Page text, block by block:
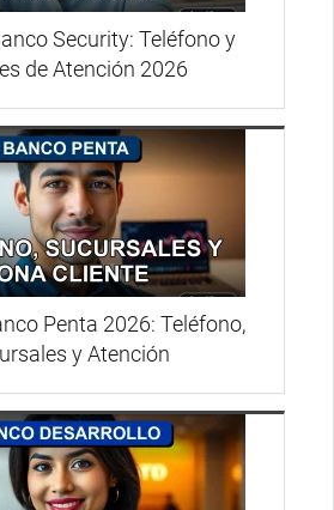
Security: Teléfono y
de Atención 2026
Penta 2026: Teléfono,
y Atención